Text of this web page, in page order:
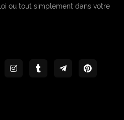
ou tout simplement dans votre